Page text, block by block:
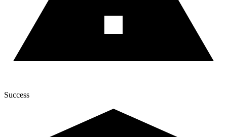
Success